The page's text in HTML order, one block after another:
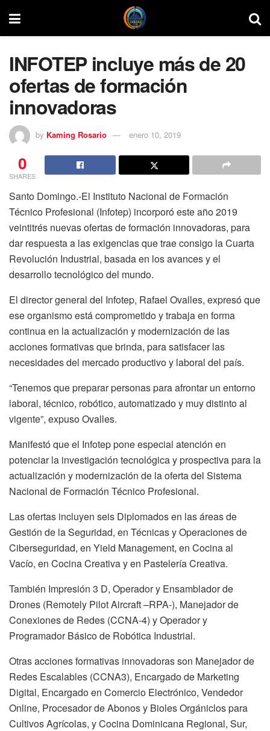
INFOTEP incluye más de 20
ofertas de formación
innovadoras
by Kaming Rosario enero 10, 2019
0
SHARES
Santo Domingo.-El Instituto Nacional de Formación
Técnico Profesional (Infotep) incorporó este año 2019
veintitrés nuevas ofertas de formación innovadoras, para
dar respuesta a las exigencias que trae consigo la Cuarta
Revolución Industrial, basada en los avances y el
desarrollo tecnológico del mundo.
El director general del Infotep, Rafael Ovalles, expresó que
ese organismo está comprometido y trabaja en forma
continua en la actualización y modernización de las
acciones formativas que brinda, para satisfacer las
necesidades del mercado productivo y laboral del país.
“Tenemos que preparar personas para afrontar un entorno
laboral, técnico, robótico, automatizado y muy distinto al
vigente”, expuso Ovalles.
Manifestó que el Infotep pone especial atención en
potenciar la investigación tecnológica y prospectiva para la
actualización y modernización de la oferta del Sistema
Nacional de Formación Técnico Profesional.
Las ofertas incluyen seis Diplomados en las áreas de
Gestión de la Seguridad, en Técnicas y Operaciones de
Ciberseguridad, en Yield Management, en Cocina al
Vacío, en Cocina Creativa y en Pastelería Creativa.
También Impresión 3 D, Operador y Ensamblador de
Drones (Remotely Pilot Aircraft –RPA-), Manejador de
Conexiones de Redes (CCNA-4) y Operador y
Programador Básico de Robótica Industrial.
Otras acciones formativas innovadoras son Manejador de
Redes Escalables (CCNA3), Encargado de Marketing
Digital, Encargado en Comercio Electrónico, Vendedor
Online, Procesador de Abonos y Bioles Orgániclos para
Cultivos Agrícolas, y Cocina Dominicana Regional, Sur,